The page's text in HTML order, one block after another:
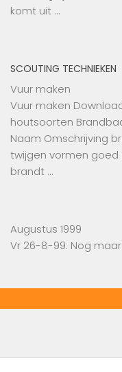
komt uit …
SCOUTING TECHNIEKEN
Vuur maken
Vuur maken
houtsoorten
Naam Omschrijving
twijgen vormen goed
brandt …
Augustus 1999
Vr 26-8-99: Nog